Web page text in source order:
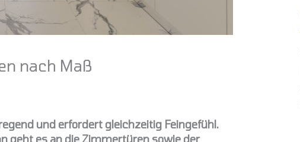
nach Maß
und erfordert gleichzeitig Feingefühl.
geht es an die Zimmertüren sowie der